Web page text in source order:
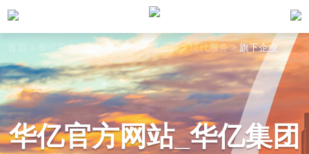
首页 > 华亿官方网站_华亿集团有限公司>现代服务>旗下企业
华亿官方网站_华亿集团